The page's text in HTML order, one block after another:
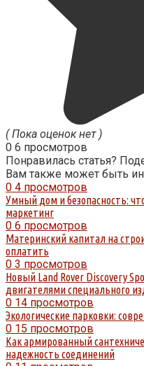
( Пока оценок нет )
0 6 просмотров
Понравилась статья?
Вам также может быть
0 4 просмотров
Умный дом и безопасность:
маркетинг
0 6 просмотров
Материнский капитал на
оплатить
0 3 просмотров
Новый Land Rover Discovery
двигателями специального
0 14 просмотров
Экологические парковки:
0 15 просмотров
Как армированный
надежность соединений